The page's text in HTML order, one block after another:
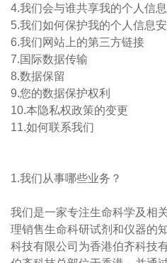
4.我们会与谁共享我的个人信息
5.我们如何保护我的个人信息安
6.我们网站上的第三方链接
7.国际数据传输
8.数据保留
9.您的数据保护权利
10.本隐私权政策的变更
11.如何联系我们
1.我们从事哪些业务？
我们是一家专注生命科学及相
理销售生命科研试剂和仪器的
科技有限公司为香港伯齐科技